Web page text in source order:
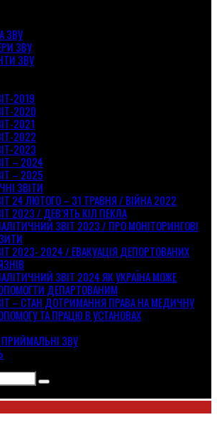
ЗВУ
ЗВУ
ЗВУ
2019
2020
2021
2022
2023
– 2024
– 2025
ЗВІТИ
24 ЛЮТОГО – 31 ТРАВНЯ / ВІЙНА 2022
2023 / ДЕВ’ЯТЬ КІЛ ПЕКЛА
ЗВІТ 2023 / ПРО МОНІТОРИНГОВІ
2023- 2024 / ЕВАКУАЦІЯ ДЕПОРТОВАНИХ
ЗВІТ 2024 ЯК УКРАЇНА МОЖЕ
ДЕПАРТОВАНИМ
– СТАН ДОТРИМАННЯ ПРАВА НА МЕДИЧНУ
ТА ПРАЦЮ В УСТАНОВАХ
ЗВУ